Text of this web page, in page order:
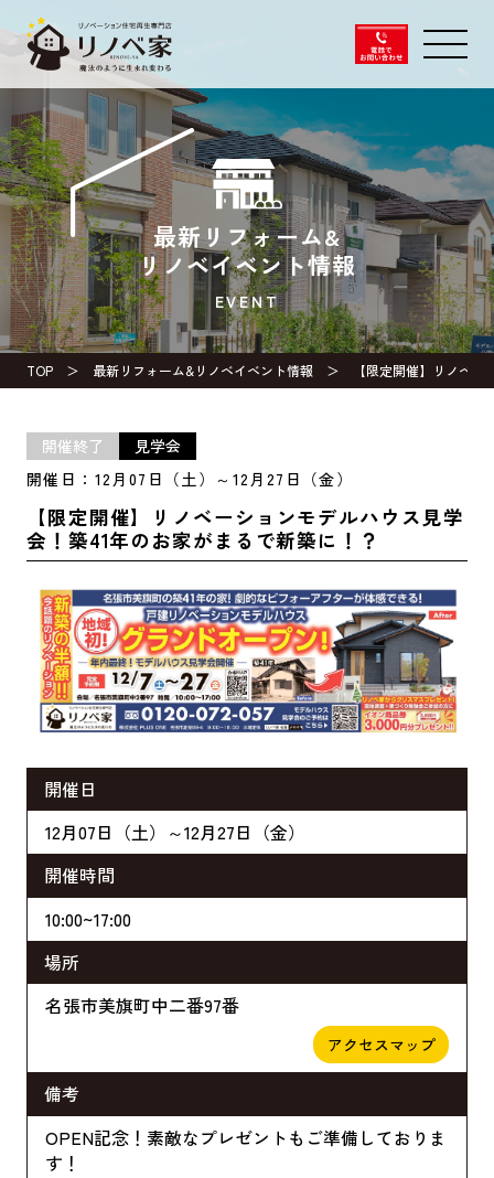
最新リフォーム&
リノベイベント情報
EVENT
TOP 最新リフォーム&リノベイベント情報 【限定開催】リノベ
開催終了
見学会
開催日：12月07日（土）～12月27日（金）
【限定開催】リノベーションモデルハウス見学
会！築41年のお家がまるで新築に！？
開催日
12月07日（土）～12月27日（金）
開催時間
10:00~17:00
場所
名張市美旗町中二番97番
アクセスマップ
備考
OPEN記念！素敵なプレゼントもご準備しておりま
す！